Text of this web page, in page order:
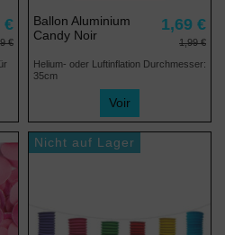
€
€
Ballon Aluminium
Candy Noir
1,69 €
1,99 €
Helium- oder Luftinflation Durchmesser:
35cm
Voir
Nicht auf Lager